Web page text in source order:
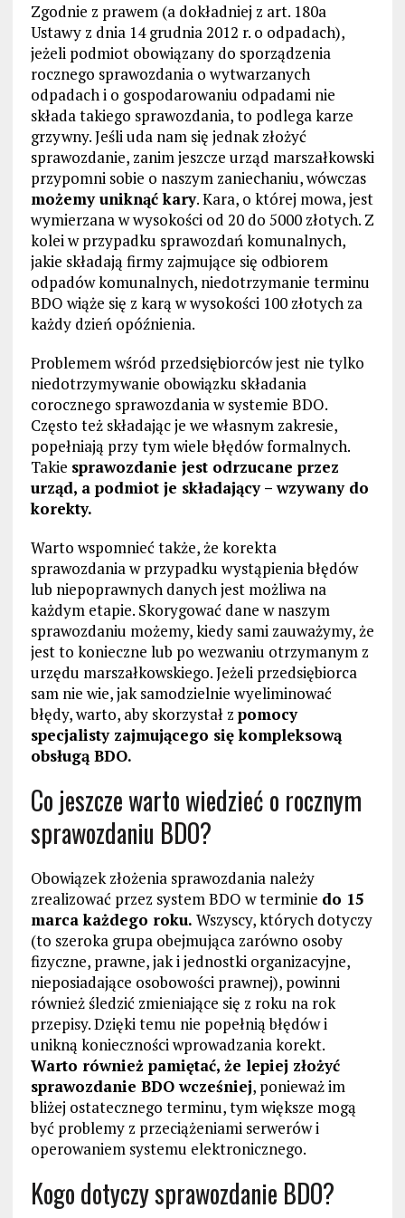
Zgodnie z prawem (a dokładniej z art. 180a
Ustawy z dnia 14 grudnia 2012 r. o odpadach),
jeżeli podmiot obowiązany do sporządzenia
rocznego sprawozdania o wytwarzanych
odpadach i o gospodarowaniu odpadami nie
składa takiego sprawozdania, to podlega karze
grzywny. Jeśli uda nam się jednak złożyć
sprawozdanie, zanim jeszcze urząd marszałkowski
przypomni sobie o naszym zaniechaniu, wówczas
możemy uniknąć kary. Kara, o której mowa, jest
wymierzana w wysokości od 20 do 5000 złotych. Z
kolei w przypadku sprawozdań komunalnych,
jakie składają firmy zajmujące się odbiorem
odpadów komunalnych, niedotrzymanie terminu
BDO wiąże się z karą w wysokości 100 złotych za
każdy dzień opóźnienia.
Problemem wśród przedsiębiorców jest nie tylko
niedotrzymywanie obowiązku składania
corocznego sprawozdania w systemie BDO.
Często też składając je we własnym zakresie,
popełniają przy tym wiele błędów formalnych.
Takie sprawozdanie jest odrzucane przez
urząd, a podmiot je składający – wzywany do
korekty.
Warto wspomnieć także, że korekta
sprawozdania w przypadku wystąpienia błędów
lub niepoprawnych danych jest możliwa na
każdym etapie. Skorygować dane w naszym
sprawozdaniu możemy, kiedy sami zauważymy, że
jest to konieczne lub po wezwaniu otrzymanym z
urzędu marszałkowskiego. Jeżeli przedsiębiorca
sam nie wie, jak samodzielnie wyeliminować
błędy, warto, aby skorzystał z pomocy
specjalisty zajmującego się kompleksową
obsługą BDO.
Co jeszcze warto wiedzieć o rocznym
sprawozdaniu BDO?
Obowiązek złożenia sprawozdania należy
zrealizować przez system BDO w terminie do 15
marca każdego roku. Wszyscy, których dotyczy
(to szeroka grupa obejmująca zarówno osoby
fizyczne, prawne, jak i jednostki organizacyjne,
nieposiadające osobowości prawnej), powinni
również śledzić zmieniające się z roku na rok
przepisy. Dzięki temu nie popełnią błędów i
unikną konieczności wprowadzania korekt.
Warto również pamiętać, że lepiej złożyć
sprawozdanie BDO wcześniej, ponieważ im
bliżej ostatecznego terminu, tym większe mogą
być problemy z przeciążeniami serwerów i
operowaniem systemu elektronicznego.
Kogo dotyczy sprawozdanie BDO?